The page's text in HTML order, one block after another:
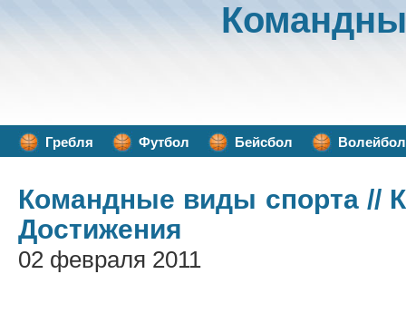
Гребля Футбол Бейсбол Волейбол
Командные виды спорта//
Достижения
02 февраля 2011